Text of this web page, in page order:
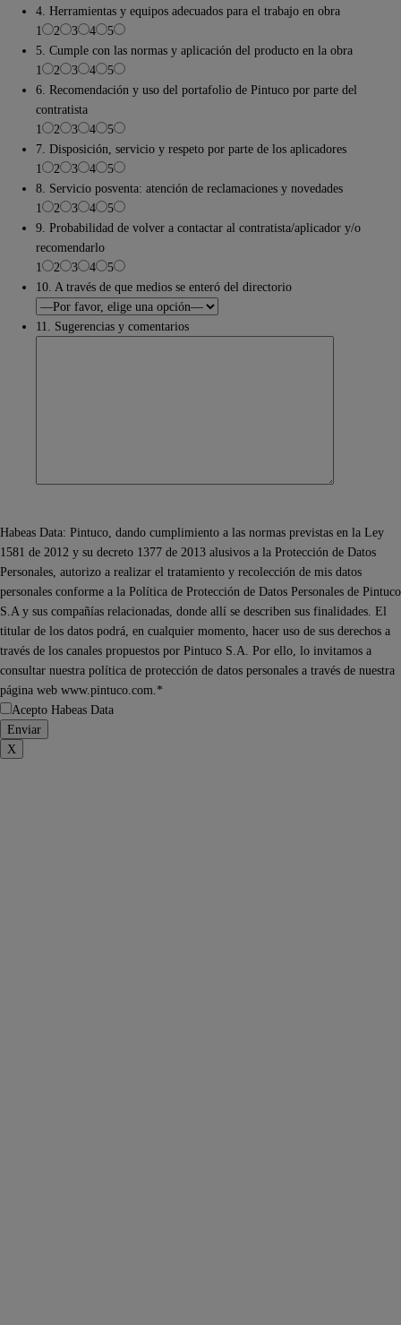
4. Herramientas y equipos adecuados para el trabajo en obra
1
2 3 4
5
5. Cumple con las normas y aplicación del producto en la obra
1
2 3 4
5
6. Recomendación y uso del portafolio de Pintuco por parte del
contratista
1
2 3 4
5
7. Disposición, servicio y respeto por parte de los aplicadores
1
2 3 4
5
8. Servicio posventa: atención de reclamaciones y novedades
1
2 3 4
5
9. Probabilidad de volver a contactar al contratista/aplicador y/o
recomendarlo
1
2 3 4
5
10. A través de que medios se enteró del directorio
11. Sugerencias y comentarios
Habeas Data: Pintuco, dando cumplimiento a las normas previstas en la Ley
1581 de 2012 y su decreto 1377 de 2013 alusivos a la Protección de Datos
Personales, autorizo a realizar el tratamiento y recolección de mis datos
personales conforme a la Política de Protección de Datos Personales de Pintuco
S.A y sus compañías relacionadas, donde allí se describen sus finalidades. El
titular de los datos podrá, en cualquier momento, hacer uso de sus derechos a
través de los canales propuestos por Pintuco S.A. Por ello, lo invitamos a
consultar nuestra política de protección de datos personales a través de nuestra
página web www.pintuco.com.*
Acepto Habeas Data
X